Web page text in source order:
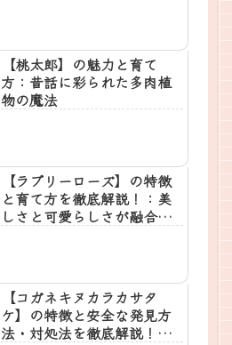
【桃太郎】の魅力と育て
方：昔話に彩られた多肉植
物の魔法
【ラブリーローズ】の特徴
と育て方を徹底解説！：美
しさと可愛らしさが融合し
【コガネキヌカラカサタ
ケ】の特徴と安全な発見方
法・対処法を徹底解説！完